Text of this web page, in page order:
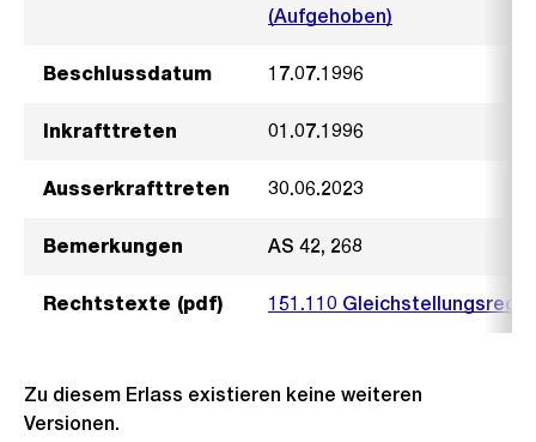
(Aufgehoben)
Beschlussdatum 17.07.1996
Inkrafttreten 01.07.1996
Ausserkrafttreten 30.06.2023
Bemerkungen AS 42, 268
Rechtstexte (pdf) 151.110
Zu diesem Erlass existieren keine weiteren
Versionen.